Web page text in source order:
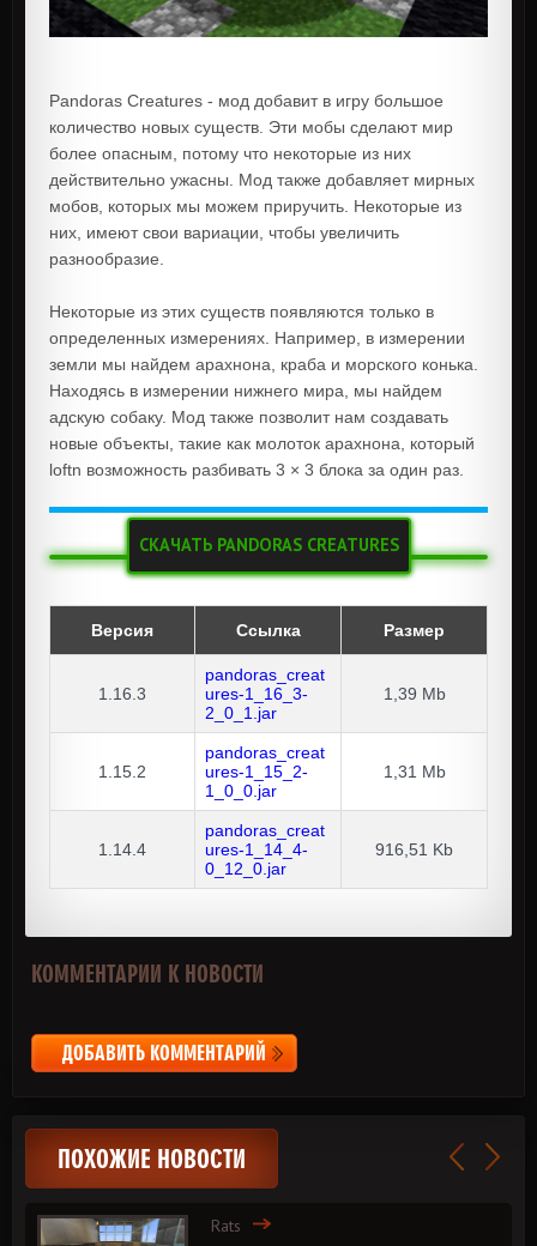
Pandoras Creatures - мод добавит в игру большое
количество новых существ. Эти мобы сделают мир
более опасным, потому что некоторые из них
действительно ужасны. Мод также добавляет мирных
мобов, которых мы можем приручить. Некоторые из
них, имеют свои вариации, чтобы увеличить
разнообразие.
Некоторые из этих существ появляются только в
определенных измерениях. Например, в измерении
земли мы найдем арахнона, краба и морского конька.
Находясь в измерении нижнего мира, мы найдем
адскую собаку. Мод также позволит нам создавать
новые объекты, такие как молоток арахнона, который
loftn возможность разбивать 3 × 3 блока за один раз.
СКАЧАТЬ PANDORAS CREATURES
Версия Ссылка Размер
1.16.3
pandoras_creat
ures-1_16_3-
2_0_1.jar
1,39 Mb
1.15.2
pandoras_creat
ures-1_15_2-
1_0_0.jar
1,31 Mb
1.14.4
pandoras_creat
ures-1_14_4-
0_12_0.jar
916,51 Kb
КОММЕНТАРИИ К НОВОСТИ
ДОБАВИТЬ КОММЕНТАРИЙ
ПОХОЖИЕ НОВОСТИ
Rats